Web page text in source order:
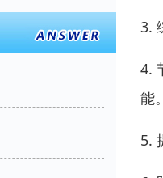
3.
4.
能
5.